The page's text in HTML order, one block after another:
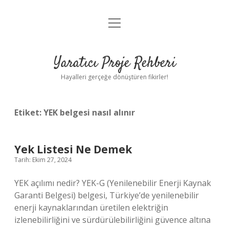
Anasayfa
Yasal Uyarı
menüyü
Yaratıcı Proje Rehberi
Hayalleri gerçeğe dönüştüren fikirler!
Etiket:YEK belgesi nasıl alınır
Yek Listesi Ne Demek
Tarih: Ekim 27, 2024
YEK açılımı nedir? YEK-G (Yenilenebilir Enerji Kaynak
Garanti Belgesi) belgesi, Türkiye’de yenilenebilir
enerji kaynaklarından üretilen elektriğin
izlenebilirliğini ve sürdürülebilirliğini güvence altına